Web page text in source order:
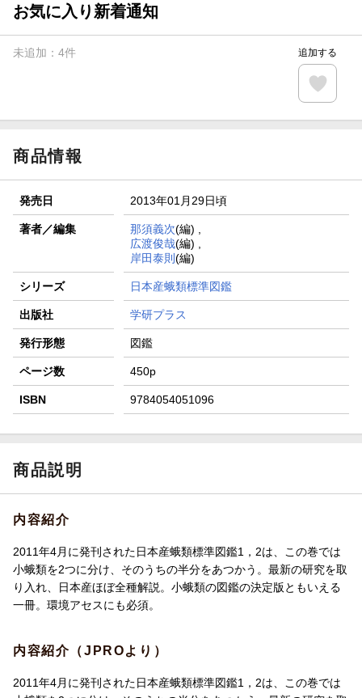
条件達成で楽天限定・宝塚歌劇 宙組貸切公演ペアチケット
エントリー＆条件達成で『鬼滅の刃』オリジナルきんちゃく
お気に入り新着通知
未追加： 4件 追加する
商品情報
発売日 2013年01月29日頃
著者／編集 那須義次(編) ,
広渡俊哉(編) ,
岸田泰則 (編)
シリーズ 日本産蛾類標準図鑑
出版社 学研プラス
発行形態 図鑑
ページ数 450p
ISBN 9784054051096
商品説明
内容紹介
2011年4月に発刊された日本産蛾類標準図鑑1，2は、この巻では
小蛾類を2つに分け、そのうちの半分をあつかう。最新の研究を取
り入れ、日本産ほぼ全種解説。小蛾類の図鑑の決定版ともいえる
一冊。環境アセスにも必須。
内容紹介（JPROより）
2011年4月に発刊された日本産蛾類標準図鑑1，2は、この巻では